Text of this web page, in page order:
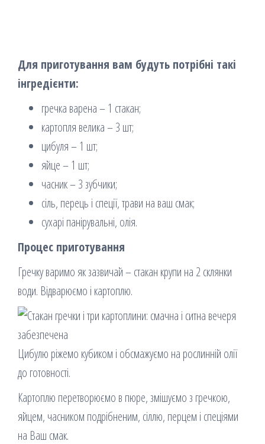
Для приготування вам будуть потрібні такі
інгредієнти:
гречка варена – 1 стакан;
картопля велика – 3 шт;
цибуля – 1 шт;
яйце – 1 шт;
часник – 3 зубчики;
сіль, перець і спеції, трави на ваш смак;
сухарі панірувальні, олія.
Процес приготування
Гречку варимо як зазвичай – стакан крупи на 2 склянки
води. Відварюємо і картоплю.
Цибулю ріжемо кубиком і обсмажуємо на рослинній олії
до готовності.
Картоплю перетворюємо в пюре, змішуємо з гречкою,
яйцем, часником подрібненим, сіллю, перцем і спеціями
на Ваш смак.